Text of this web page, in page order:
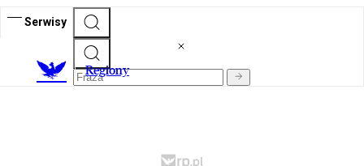
Serwisy
Regiony